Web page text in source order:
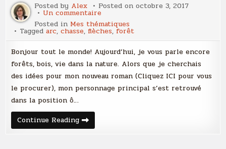
Posted by Alex Posted onoctobre 3, 2017
Un commentaire
Fabriquer
un
arc
avec
du
bois
Posted in Mes thématiques
Taggedarc,chasse,flèches,forêt
Bonjour tout le monde! Aujourd’hui, je vous parle encore
forêts, bois, vie dans la nature. Alors que je cherchais
des idées pour mon nouveau roman (Cliquez ICI pour vous
le procurer), mon personnage principal s’est retrouvé
dans la position ô…
Continue ReadingFabriquer
un